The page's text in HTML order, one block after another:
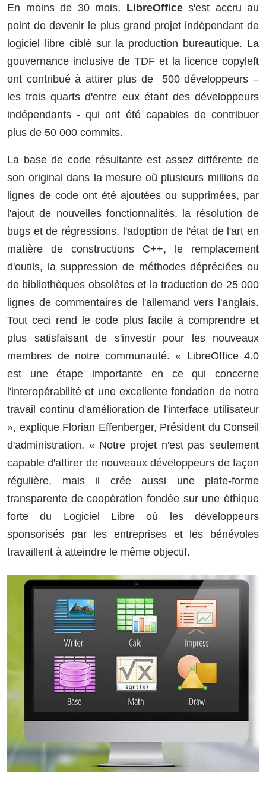
En moins de 30 mois, LibreOffices'est accru au
point de devenir le plus grand projet indépendant de
logiciel libre ciblé sur la production bureautique. La
gouvernance inclusive de TDF et la licence copyleft
ont contribué à attirer plus de 500 développeurs –
les trois quarts d'entre eux étant des développeurs
indépendants - qui ont été capables de contribuer
plus de 50 000 commits.
La base de code résultante est assez différente de
son original dans la mesure où plusieurs millions de
lignes de code ont été ajoutées ou supprimées, par
l'ajout de nouvelles fonctionnalités, la résolution de
bugs et de régressions, l'adoption de l'état de l'art en
matière de constructions C++, le remplacement
d'outils, la suppression de méthodes dépréciées ou
de bibliothèques obsolètes et la traduction de 25 000
lignes de commentaires de l'allemand vers l'anglais.
Tout ceci rend le code plus facile à comprendre et
plus satisfaisant de s'investir pour les nouveaux
membres de notre communauté. « LibreOffice 4.0
est une étape importante en ce qui concerne
l'interopérabilité et une excellente fondation de notre
travail continu d'amélioration de l'interface utilisateur
», explique Florian Effenberger, Président du Conseil
d'administration. « Notre projet n'est pas seulement
capable d'attirer de nouveaux développeurs de façon
régulière, mais il crée aussi une plate-forme
transparente de coopération fondée sur une éthique
forte du Logiciel Libre où les développeurs
sponsorisés par les entreprises et les bénévoles
travaillent à atteindre le même objectif.